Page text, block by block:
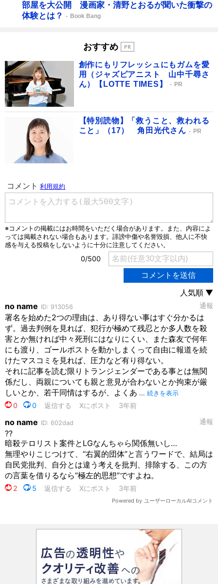
部屋を大公開 漫画家・清野とおるが聞いた衝撃の
体験とは？
Book Bang
おすすめ
創作にもリフレッシュにもガムを愛
用（ジャズピアニスト 山中千尋さ
ん）【LOTTE TIMES】
PR
【特別読物】「救うこと、救われる
こと」（17） 角田光代さん
PR